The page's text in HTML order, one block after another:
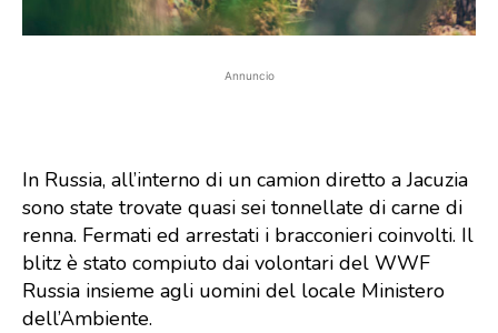
Annuncio
In Russia, all’interno di un camion diretto a Jacuzia
sono state trovate quasi sei tonnellate di carne di
renna. Fermati ed arrestati i bracconieri coinvolti. Il
blitz è stato compiuto dai volontari del WWF
Russia insieme agli uomini del locale Ministero
dell’Ambiente.